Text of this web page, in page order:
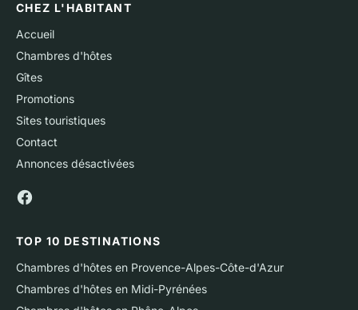
CHEZ L'HABITANT
Accueil
Chambres d'hôtes
Gîtes
Promotions
Sites touristiques
Contact
Annonces désactivées
TOP 10 DESTINATIONS
Chambres d'hôtes en Provence-Alpes-Côte-d'Azur
Chambres d'hôtes en Midi-Pyrénées